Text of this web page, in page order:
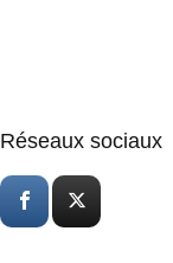
Réseaux sociaux